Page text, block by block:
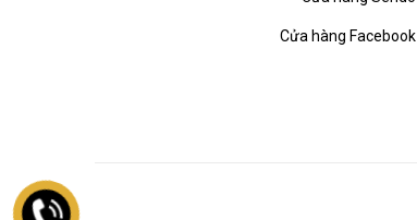
Cửa hàng Facebook